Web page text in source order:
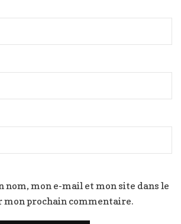
mon e-mail et mon site dans le
prochain commentaire.